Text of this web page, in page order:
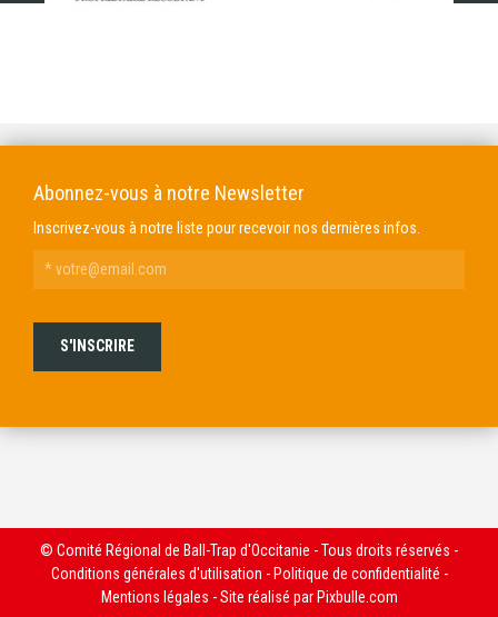
Abonnez-vous à notre Newsletter
Inscrivez-vous à notre liste pour recevoir nos dernières infos.
© Comité Régional de Ball-Trap d'Occitanie - Tous droits réservés -
Conditions générales d'utilisation - Politique de confidentialité -
Mentions légales - Site réalisé par Pixbulle.com